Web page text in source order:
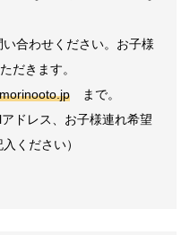
合わせください。お子様
だきます。
まで。
ドレス、お子様連れ希望
ください）